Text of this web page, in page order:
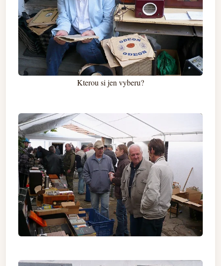
Kterou si jen vyberu?